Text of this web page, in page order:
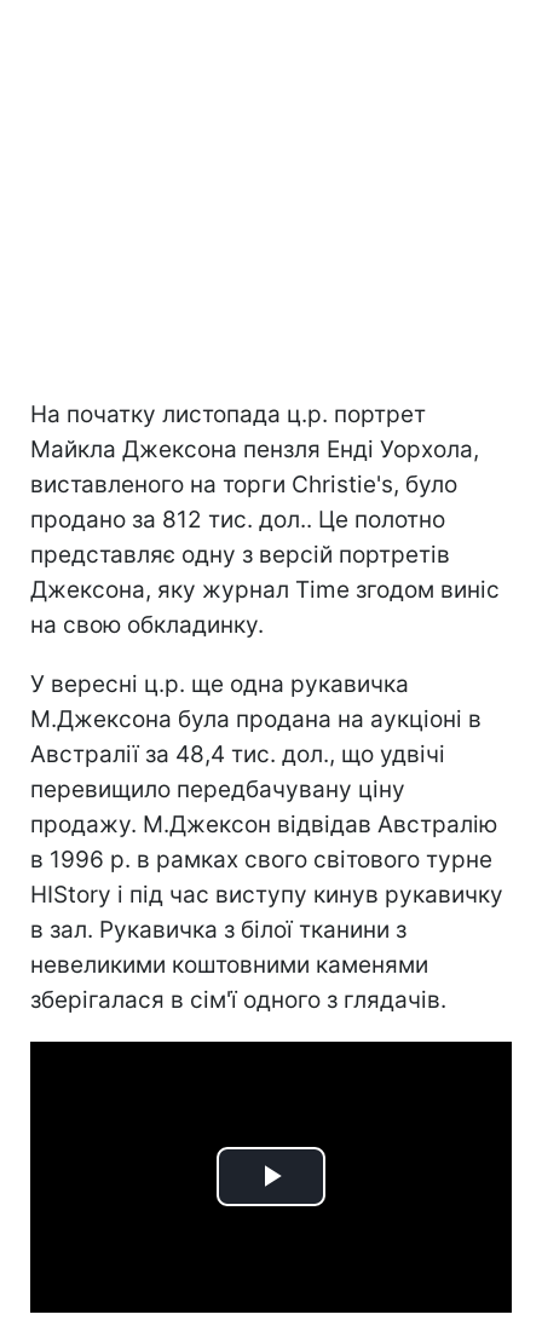
На початку листопада ц.р. портрет
Майкла Джексона пензля Енді Уорхола,
виставленого на торги Christie's, було
продано за 812 тис. дол.. Це полотно
представляє одну з версій портретів
Джексона, яку журнал Time згодом виніс
на свою обкладинку.
У вересні ц.р. ще одна рукавичка
М.Джексона була продана на аукціоні в
Австралії за 48,4 тис. дол., що удвічі
перевищило передбачувану ціну
продажу. М.Джексон відвідав Австралію
в 1996 р. в рамках свого світового турне
HIStory і під час виступу кинув рукавичку
в зал. Рукавичка з білої тканини з
невеликими коштовними каменями
зберігалася в сім'ї одного з глядачів.
Play